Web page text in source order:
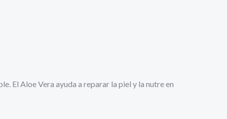
El Aloe Vera ayuda a reparar la piel y la nutre en